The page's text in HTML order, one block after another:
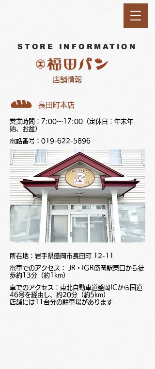
STORE INFORMATION​
​店舗情報​
​長田町本店
営業時間：7:00～17:00（定休日：年末年
始、お盆）
電話番号：019-622-5896
所在地：岩手県盛岡市長田町 12-11
電車でのアクセス： JR・IGR盛岡駅東口から徒
歩約13分（約1km）
車でのアクセス：東北自動車道盛岡ICから国道
46号を経由し、約20分（約5km）
店舗には11台分の駐車場があります